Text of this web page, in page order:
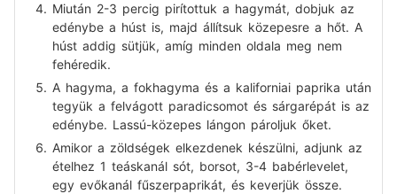
Miután 2-3 percig pirítottuk a hagymát, dobjuk az
edénybe a húst is, majd állítsuk közepesre a hőt. A
húst addig sütjük, amíg minden oldala meg nem
fehéredik.
A hagyma, a fokhagyma és a kaliforniai paprika után
tegyük a felvágott paradicsomot és sárgarépát is az
edénybe. Lassú-közepes lángon pároljuk őket.
Amikor a zöldségek elkezdenek készülni, adjunk az
ételhez 1 teáskanál sót, borsot, 3-4 babérlevelet,
egy evőkanál fűszerpaprikát, és keverjük össze.